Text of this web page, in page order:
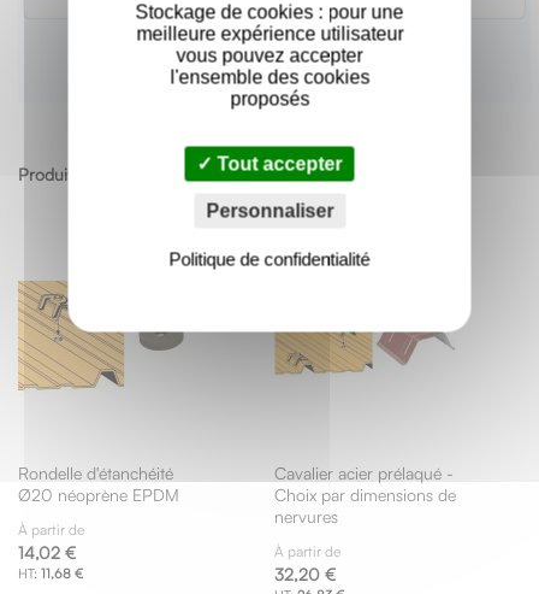
Produits apparentés
Rondelle d'étanchéité
Ø20 néoprène EPDM
À partir de
14,02 €
11,68 €
Cavalier acier prélaqué -
Choix par dimensions de
nervures
À partir de
32,20 €
Stockage de cookies : pour une
meilleure expérience utilisateur
vous pouvez accepter
l'ensemble des cookies
proposés
Tout accepter
Personnaliser
Politique de confidentialité